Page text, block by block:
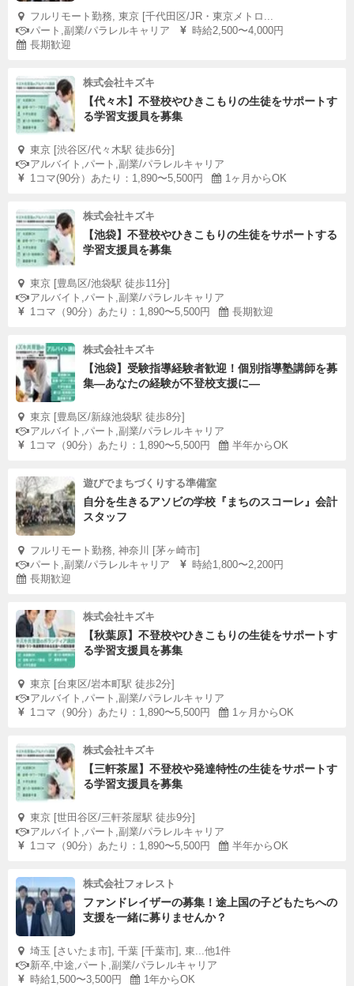
フルリモート勤務, 東京 [千代田区/JR・東京メトロ...
パート,副業/パラレルキャリア
時給2,500〜4,000円
長期歓迎
株式会社キズキ
【代々木】不登校やひきこもりの生徒をサポートす
る学習支援員を募集
東京 [渋谷区/代々木駅 徒歩6分]
アルバイト,パート,副業/パラレルキャリア
1コマ(90分）あたり：1,890〜5,500円
1ヶ月からOK
株式会社キズキ
【池袋】不登校やひきこもりの生徒をサポートする
学習支援員を募集
東京 [豊島区/池袋駅 徒歩11分]
アルバイト,パート,副業/パラレルキャリア
1コマ（90分）あたり：1,890〜5,500円
長期歓迎
株式会社キズキ
【池袋】受験指導経験者歓迎！個別指導塾講師を募
集—あなたの経験が不登校支援に―
東京 [豊島区/新線池袋駅 徒歩8分]
アルバイト,パート,副業/パラレルキャリア
1コマ（90分）あたり：1,890〜5,500円
半年からOK
遊びでまちづくりする準備室
自分を生きるアソビの学校『まちのスコーレ』会計
スタッフ
フルリモート勤務, 神奈川 [茅ヶ崎市]
パート,副業/パラレルキャリア
時給1,800〜2,200円
長期歓迎
株式会社キズキ
【秋葉原】不登校やひきこもりの生徒をサポートす
る学習支援員を募集
東京 [台東区/岩本町駅 徒歩2分]
アルバイト,パート,副業/パラレルキャリア
1コマ（90分）あたり：1,890〜5,500円
1ヶ月からOK
株式会社キズキ
【三軒茶屋】不登校や発達特性の生徒をサポートす
る学習支援員を募集
東京 [世田谷区/三軒茶屋駅 徒歩9分]
アルバイト,パート,副業/パラレルキャリア
1コマ（90分）あたり：1,890〜5,500円
半年からOK
株式会社フォレスト
ファンドレイザーの募集！途上国の子どもたちへの
支援を一緒に募りませんか？
埼玉 [さいたま市], 千葉 [千葉市], 東...他1件
新卒,中途,パート,副業/パラレルキャリア
時給1,500〜3,500円
1年からOK